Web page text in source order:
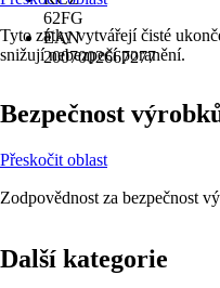
62FG
EAN
2007002667277
Tyto zátky vytvářejí čisté
snižují nebezpečí poranění.
Bezpečnost
Přeskočit oblast
Zodpovědnost za bezpečnost
Další kategorie